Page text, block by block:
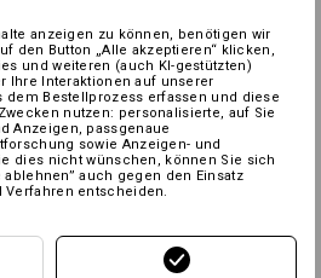
anzeigen zu können, benötigen wir
den Button „Alle akzeptieren“ klicken,
und weiteren (auch KI-gestützten)
Ihre Interaktionen auf unserer
dem Bestellprozess erfassen und diese
nutzen: personalisierte, auf Sie
Anzeigen, passgenaue
sowie Anzeigen- und
dies nicht wünschen, können Sie sich
auch gegen den Einsatz
entscheiden.